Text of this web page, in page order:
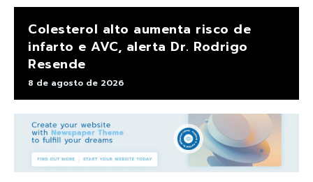
Colesterol alto aumenta risco de
infarto e AVC, alerta Dr. Rodrigo
Resende
8 de agosto de 2026